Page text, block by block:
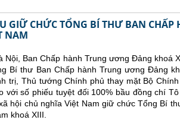
GIỮ CHỨC TỔNG BÍ THƯ BAN CHẤP
NAM
Nội, Ban Chấp hành Trung ương Đảng khoá
Bí thư Ban Chấp hành Trung ương Đảng
trị, Thủ tướng Chính phủ thay mặt Bộ
với số phiếu tuyệt đối 100% bầu đồng chí
hội chủ nghĩa Việt Nam giữ chức Tổng Bí
khoá XIII.